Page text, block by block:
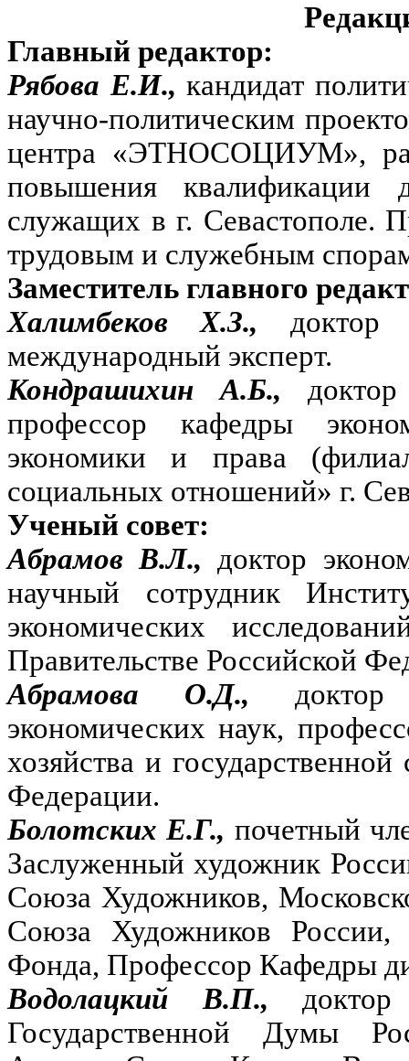
Главный редактор:
Рябова Е.И.,кандидат
научно-политическим
центра «ЭТНОСОЦИУМ»,
повышения квалификации
служащих в г. Севастополе.
трудовым и служебным
Заместитель главного
Халимбеков Х.З., доктор
международный эксперт.
Кондрашихин А.Б.,
профессор кафедры
экономики и права
социальных отношений» г.
Ученый совет:
Абрамов В.Л.,доктор
научный сотрудник
экономических
Правительстве Российской
Абрамова О.Д.,
экономических наук,
хозяйства и
Федерации.
Болотских Е.Г., почетный
Заслуженный художник
Союза Художников,
Союза Художников России,
Фонда, Профессор Кафедры
Водолацкий В.П.,
Государственной Думы